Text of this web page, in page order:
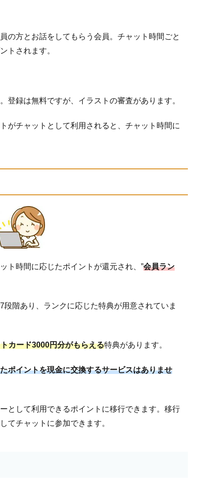
の方とお話をしてもらう会員。チャット時間ごと
トされます。
登録は無料ですが、イラストの審査があります。
がチャットとして利用されると、チャット時間に
ト時間に応じたポイントが還元され、”会員ラン
階あり、ランクに応じた特典が用意されていま
カード3000円分がもらえる特典があります。
ポイントを現金に交換するサービスはありませ
として利用できるポイントに移行できます。移行
てチャットに参加できます。